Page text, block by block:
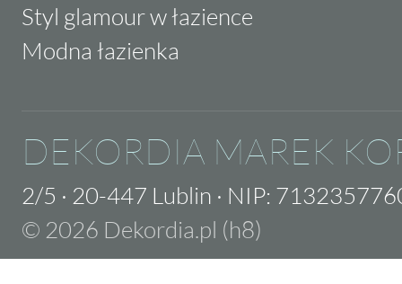
Styl glamour w łazience
Modna łazienka
DEKORDIA MAREK
2/5 · 20-447 Lublin · NIP:
© 2026 Dekordia.pl (h8)